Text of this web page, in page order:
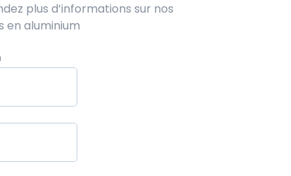
plus d’informations sur nos
en aluminium